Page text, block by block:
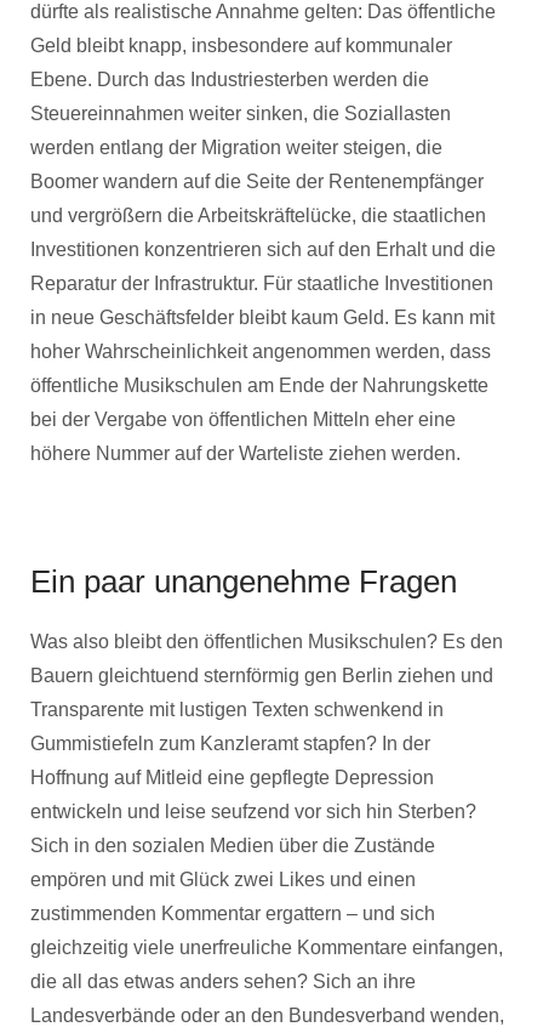
dürfte als realistische Annahme gelten: Das öffentliche
Geld bleibt knapp, insbesondere auf kommunaler
Ebene. Durch das Industriesterben werden die
Steuereinnahmen weiter sinken, die Soziallasten
werden entlang der Migration weiter steigen, die
Boomer wandern auf die Seite der Rentenempfänger
und vergrößern die Arbeitskräftelücke, die staatlichen
Investitionen konzentrieren sich auf den Erhalt und die
Reparatur der Infrastruktur. Für staatliche Investitionen
in neue Geschäftsfelder bleibt kaum Geld. Es kann mit
hoher Wahrscheinlichkeit angenommen werden, dass
öffentliche Musikschulen am Ende der Nahrungskette
bei der Vergabe von öffentlichen Mitteln eher eine
höhere Nummer auf der Warteliste ziehen werden.
Ein paar unangenehme Fragen
Was also bleibt den öffentlichen Musikschulen? Es den
Bauern gleichtuend sternförmig gen Berlin ziehen und
Transparente mit lustigen Texten schwenkend in
Gummistiefeln zum Kanzleramt stapfen? In der
Hoffnung auf Mitleid eine gepflegte Depression
entwickeln und leise seufzend vor sich hin Sterben?
Sich in den sozialen Medien über die Zustände
empören und mit Glück zwei Likes und einen
zustimmenden Kommentar ergattern – und sich
gleichzeitig viele unerfreuliche Kommentare einfangen,
die all das etwas anders sehen? Sich an ihre
Landesverbände oder an den Bundesverband wenden,